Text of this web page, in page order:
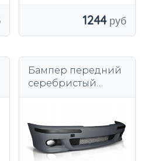
1244
Бампер передний
серебристый